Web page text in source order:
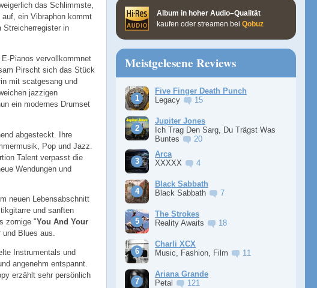
das Schlimmste,
ein Vibraphon kommt
Streicherregister in
Pianos vervollkommnet
Pirscht sich das Stück
mit scatgesang und
jazzigen
ein modernes Drumset
abgesteckt. Ihre
Pop und Jazz.
Talent verpasst die
Wendungen und
neuen Lebensabschnitt
und sanften
zornige "You And Your
und Blues aus.
Instrumentals und
angenehm entspannt.
erzählt sehr persönlich
Album in hoher Audio–Qualität
kaufen oder streamen bei Qobuz
Meistgelesene Reviews
Five Finger Death Punch
Legacy
15
Jupiter Jones
Ich Trag Den Sarg, Du Trägst Was
Buntes
20
Arca
XXXXX
4
Black Sabbath
Black Sabbath
7
The Strokes
Reality Awaits
18
Charli XCX
Music, Fashion, Film
11
Ariana Grande
Petal
121